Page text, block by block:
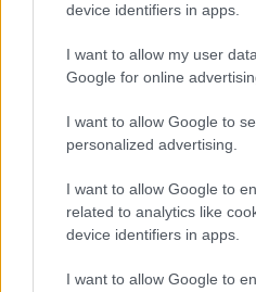
device identifiers in apps.
I want to allow my user
Google for online
I want to allow Google to
personalized advertising.
I want to allow Google to
related to analytics like
device identifiers in apps.
I want to allow Google to
Vignetta del